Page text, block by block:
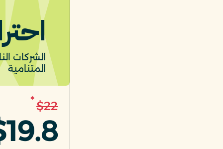
الشركات
المتنامية
$22
*